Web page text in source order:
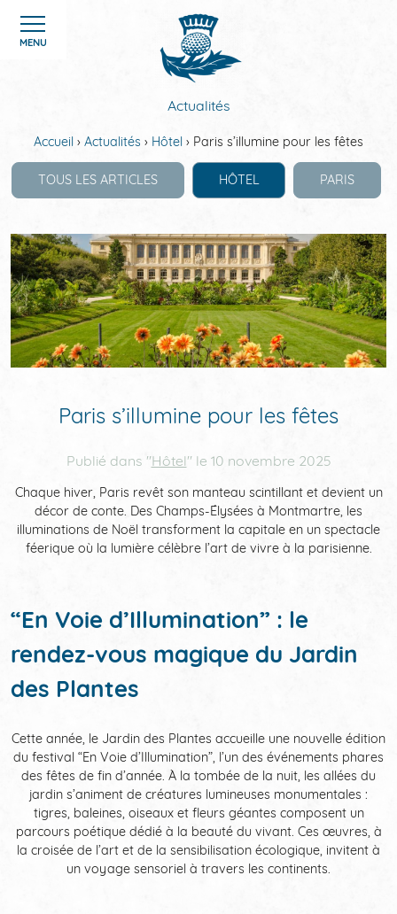
MENU
ACCUEIL
SERVICES
OFFRES
GALERIE
QUARTIER & ACCÈS
ACTUALITÉS
AVIS
CLEF VERTE
Actualités
Accueil Actualités Hôtel Paris s’illumine pour les fêtes
TOUS LES ARTICLES HÔTEL PARIS
Paris s’illumine pour les fêtes
Publié dans "Hôtel" le 10 novembre 2025
Chaque hiver, Paris revêt son manteau scintillant et devient un
décor de conte. Des Champs-Élysées à Montmartre, les
illuminations de Noël transforment la capitale en un spectacle
féerique où la lumière célèbre l’art de vivre à la parisienne.
“En Voie d’Illumination” : le
rendez-vous magique du Jardin
des Plantes
Cette année, le Jardin des Plantes accueille une nouvelle édition
du festival “En Voie d’Illumination”, l’un des événements phares
des fêtes de fin d’année. À la tombée de la nuit, les allées du
jardin s’animent de créatures lumineuses monumentales :
tigres, baleines, oiseaux et fleurs géantes composent un
parcours poétique dédié à la beauté du vivant. Ces œuvres, à
la croisée de l’art et de la sensibilisation écologique, invitent à
un voyage sensoriel à travers les continents.
Panneau de gestion des cookies